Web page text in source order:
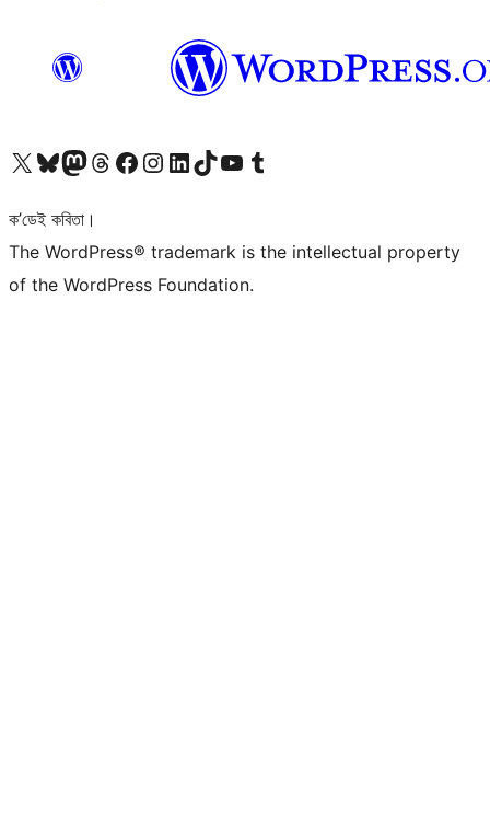
আমাৰ X (আগৰ Twitter) একাউণ্টলৈ যাওকআমাৰ Bluesky একাউণ্টলৈ যাওকআমাৰ Mastodon একাউণ্টলৈ যাওকআমাৰ Threads একাউণ্টলৈ যাওকআমাৰ Facebook পৃষ্ঠালৈ যাওকআমাৰ Instagram একাউণ্টলৈ যাওকআমাৰ LinkedIn একাউণ্টলৈ যাওকআমাৰ TikTok একাউণ্টলৈ যাওকআমাৰ YouTube চেনেললৈ যাওকআমাৰ Tumblr একাউণ্টলৈ যাওক
ক’ডেই কবিতা।
The WordPress® trademark is the intellectual property
of the WordPress Foundation.